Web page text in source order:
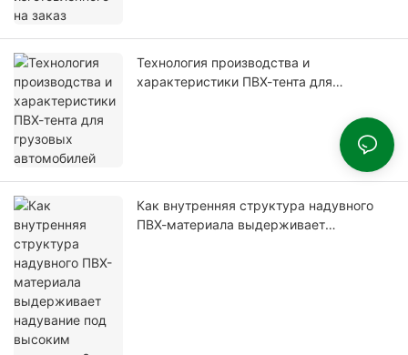
Технология производства и
характеристики ПВХ-тента для
Как внутренняя структура надувного
ПВХ-материала выдерживает